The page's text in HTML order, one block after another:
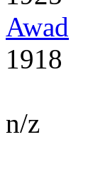
Awad
1918
n/z